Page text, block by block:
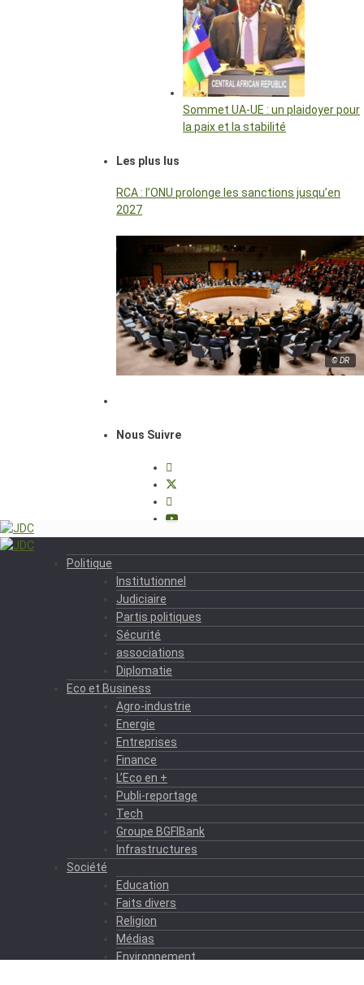
Sommet UA-UE : un plaidoyer pour
la paix et la stabilité
Les plus lus
RCA : l’ONU prolonge les sanctions jusqu’en
2027
© DR
Nous Suivre
Politique
Institutionnel
Judiciaire
Partis politiques
Sécurité
associations
Diplomatie
Eco et Business
Agro-industrie
Energie
Entreprises
Finance
L’Eco en +
Publi-reportage
Tech
Groupe BGFIBank
Infrastructures
Société
Education
Faits divers
Religion
Médias
Environnement